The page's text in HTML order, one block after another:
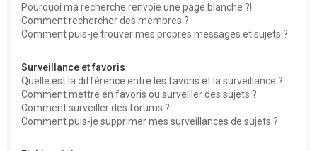
Pourquoi ma recherche renvoie une page blanche ?!
Comment rechercher des membres ?
Comment puis-je trouver mes propres messages et sujets ?
Surveillance et favoris
Quelle est la différence entre les favoris et la surveillance ?
Comment mettre en favoris ou surveiller des sujets ?
Comment surveiller des forums ?
Comment puis-je supprimer mes surveillances de sujets ?